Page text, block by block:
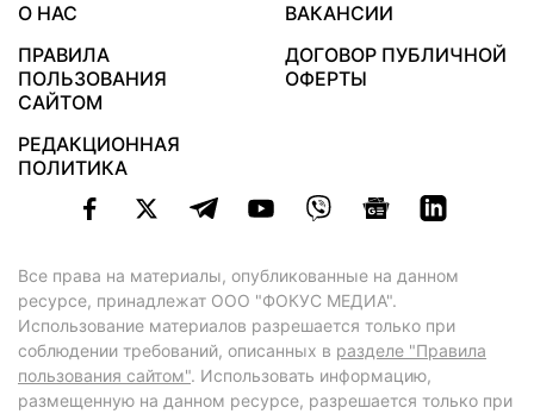
О НАС
ВАКАНСИИ
ПРАВИЛА
ПОЛЬЗОВАНИЯ
САЙТОМ
ДОГОВОР ПУБЛИЧНОЙ
ОФЕРТЫ
РЕДАКЦИОННАЯ
ПОЛИТИКА
Все права на материалы, опубликованные на данном
ресурсе, принадлежат ООО "ФОКУС МЕДИА".
Использование материалов разрешается только при
соблюдении требований, описанных в разделе "Правила
пользования сайтом". Использовать информацию,
размещенную на данном ресурсе, разрешается только при